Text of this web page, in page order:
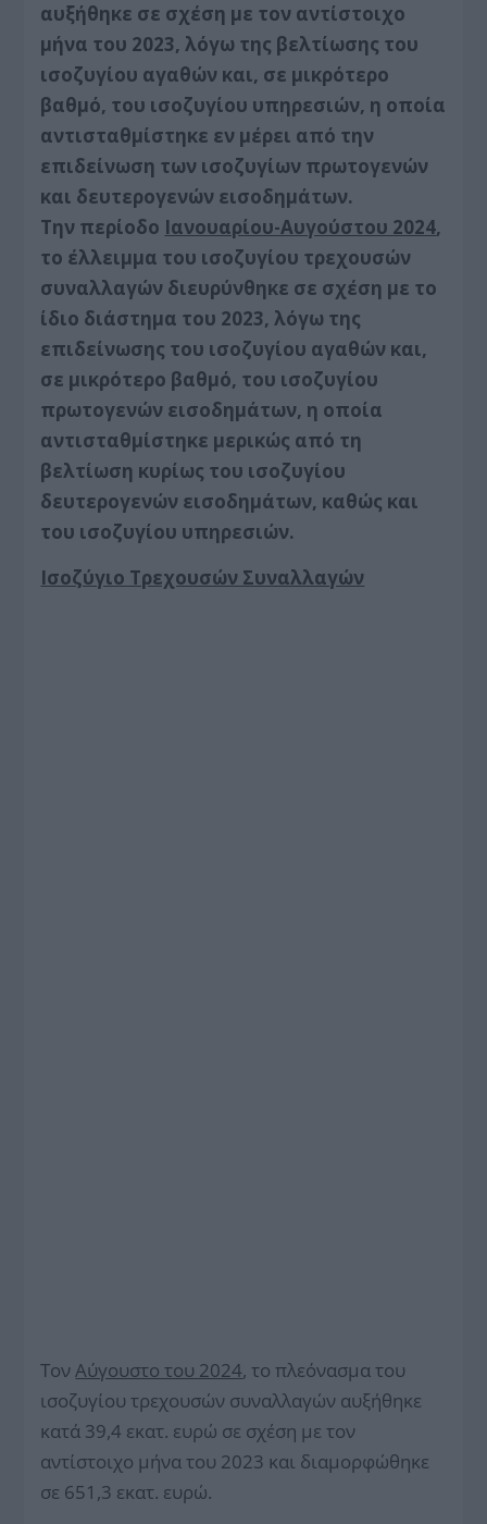
αυξήθηκε σε σχέση με τον αντίστοιχο
μήνα του 2023, λόγω της βελτίωσης του
ισοζυγίου αγαθών και, σε μικρότερο
βαθμό, του ισοζυγίου υπηρεσιών, η οποία
αντισταθμίστηκε εν μέρει από την
επιδείνωση των ισοζυγίων πρωτογενών
και δευτερογενών εισοδημάτων.
Την περίοδο Ιανουαρίου-Αυγούστου 2024,
το έλλειμμα του ισοζυγίου τρεχουσών
συναλλαγών διευρύνθηκε σε σχέση με το
ίδιο διάστημα του 2023, λόγω της
επιδείνωσης του ισοζυγίου αγαθών και,
σε μικρότερο βαθμό, του ισοζυγίου
πρωτογενών εισοδημάτων, η οποία
αντισταθμίστηκε μερικώς από τη
βελτίωση κυρίως του ισοζυγίου
δευτερογενών εισοδημάτων, καθώς και
του ισοζυγίου υπηρεσιών.
Ισοζύγιο Τρεχουσών Συναλλαγών
ΤονΑύγουστο του 2024, το πλεόνασμα του
ισοζυγίου τρεχουσών συναλλαγών αυξήθηκε
κατά 39,4 εκατ. ευρώ σε σχέση με τον
αντίστοιχο μήνα του 2023 και διαμορφώθηκε
σε 651,3 εκατ. ευρώ.